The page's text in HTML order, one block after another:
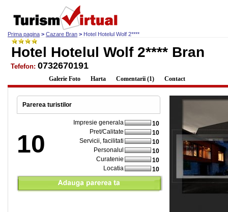
Prima pagina > Cazare Bran > Hotel Hotelul Wolf 2****
Hotel Hotelul Wolf 2**** Bran
Tefefon: 0732670191
Galerie Foto Harta Comentarii (1) Contact
Parerea turistilor
10
Impresie generala
10
Pret/Calitate
10
Servicii, facilitati
10
Personalul
10
Curatenie
10
Locatia
10